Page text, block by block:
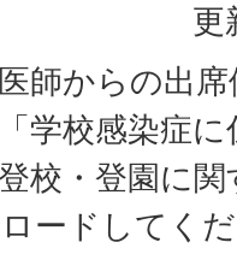
更
師からの出
学校感染症
校・登園に
ードしてく